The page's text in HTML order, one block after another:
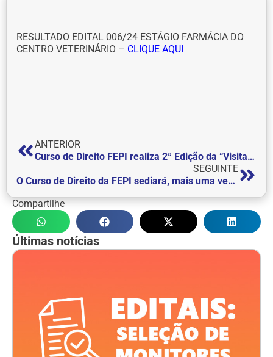
RESULTADO EDITAL 006/24 ESTÁGIO FARMÁCIA DO
CENTRO VETERINÁRIO – CLIQUE AQUI
ANTERIOR
Curso de Direito FEPI realiza 2ª Edição da “Visita Monitorada a Brasília”
SEGUINTE
O Curso de Direito da FEPI sediará, mais uma vez, a Semana Nacional da Conciliação.
Compartilhe
Últimas notícias